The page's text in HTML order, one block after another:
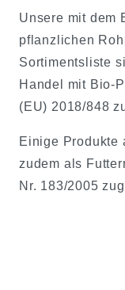
Unsere mit dem
pflanzlichen
Sortimentsliste
Handel mit Bio-
(EU) 2018/848
Einige Produkte
zudem als
Nr. 183/2005